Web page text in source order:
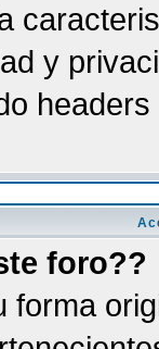
y
foro??
forma